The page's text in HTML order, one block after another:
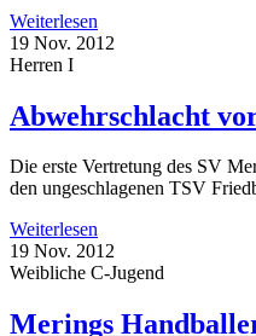
Weiterlesen
19 Nov. 2012
Herren I
Abwehrschlacht
Die erste Vertretung des SV
den ungeschlagenen TSV
Weiterlesen
19 Nov. 2012
Weibliche C-Jugend
Merings